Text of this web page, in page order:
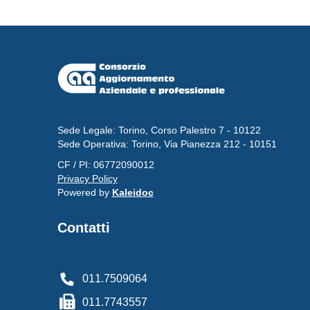
Sede Legale: Torino, Corso Palestro 7 - 10122
Sede Operativa: Torino, Via Pianezza 212 - 10151
CF / PI: 06772090012
Privacy Policy
Powered by Kaleidoc
Contatti
011.7509064
011.7743557